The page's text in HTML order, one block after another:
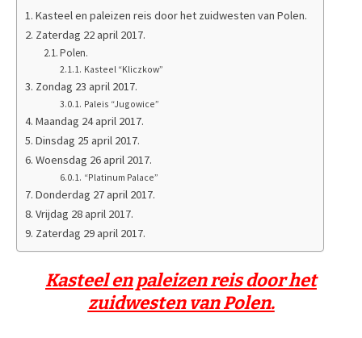
Kasteel en paleizen reis door het zuidwesten van Polen.
Zaterdag 22 april 2017.
Polen.
Kasteel “Kliczkow”
Zondag 23 april 2017.
Paleis “Jugowice”
Maandag 24 april 2017.
Dinsdag 25 april 2017.
Woensdag 26 april 2017.
“Platinum Palace”
Donderdag 27 april 2017.
Vrijdag 28 april 2017.
Zaterdag 29 april 2017.
Kasteel en paleizen reis door het
zuidwesten van Polen.